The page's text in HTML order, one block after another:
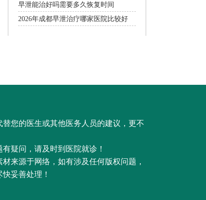
早泄能治好吗需要多久恢复时间
2026年成都早泄治疗哪家医院比较好
您的医生或其他医务人员的建议，更不
疑问，请及时到医院就诊！
来源于网络，如有涉及任何版权问题，
妥善处理！